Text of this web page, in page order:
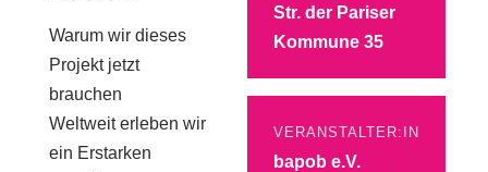
Warum wir dieses
Projekt jetzt
brauchen
Weltweit erleben wir
ein Erstarken
Str. der Pariser
Kommune 35
VERANSTALTER:IN
bapob e.V.